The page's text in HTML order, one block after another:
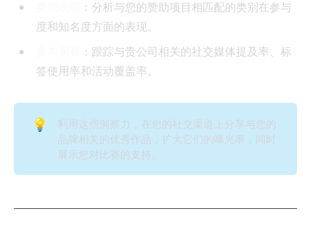
：分析与您的赞助项目相匹配的类别在参与
度和知名度方面的表现。
：跟踪与贵公司相关的社交媒体提及率、标
签使用率和活动覆盖率。
💡
利用这些洞察力，在您的社交渠道上分享与您的
品牌相关的优秀作品，扩大它们的曝光率，同时
展示您对比赛的支持。